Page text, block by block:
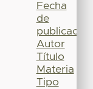
Fecha
de
publicación
Autor
Título
Materia
Tipo